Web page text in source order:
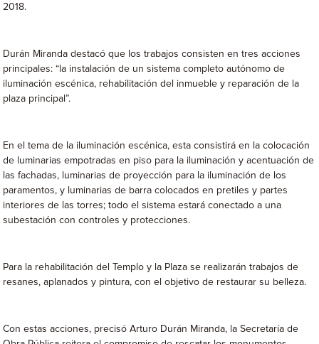
2018.
Durán Miranda destacó que los trabajos consisten en tres acciones
principales: “la instalación de un sistema completo autónomo de
iluminación escénica, rehabilitación del inmueble y reparación de la
plaza principal”.
En el tema de la iluminación escénica, esta consistirá en la colocación
de luminarias empotradas en piso para la iluminación y acentuación de
las fachadas, luminarias de proyección para la iluminación de los
paramentos, y luminarias de barra colocados en pretiles y partes
interiores de las torres; todo el sistema estará conectado a una
subestación con controles y protecciones.
Para la rehabilitación del Templo y la Plaza se realizarán trabajos de
resanes, aplanados y pintura, con el objetivo de restaurar su belleza.
Con estas acciones, precisó Arturo Durán Miranda, la Secretaría de